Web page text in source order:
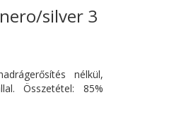
silver 3
nélkül,
Összetétel: 85%